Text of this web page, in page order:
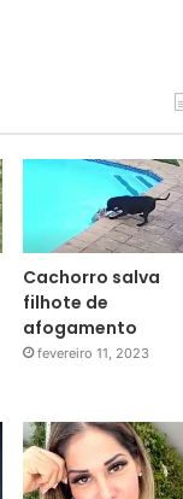
Cachorro salva
filhote de
afogamento
fevereiro 11, 2023